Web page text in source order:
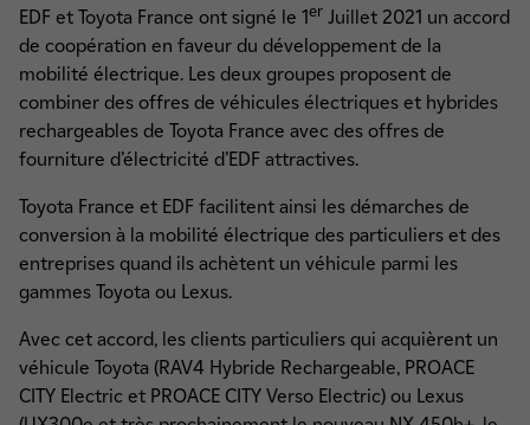
EDF et Toyota France ont signé le 1er Juillet 2021 un accord
de coopération en faveur du développement de la
mobilité électrique. Les deux groupes proposent de
combiner des offres de véhicules électriques et hybrides
rechargeables de Toyota France avec des offres de
fourniture d’électricité d’EDF attractives.
Toyota France et EDF facilitent ainsi les démarches de
conversion à la mobilité électrique des particuliers et des
entreprises quand ils achètent un véhicule parmi les
gammes Toyota ou Lexus.
Avec cet accord, les clients particuliers qui acquièrent un
véhicule Toyota (RAV4 Hybride Rechargeable, PROACE
CITY Electric et PROACE CITY Verso Electric) ou Lexus